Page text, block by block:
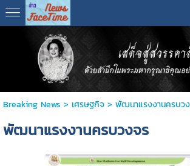
Breaking News > เศรษฐกิจ> พัฒนาแรงงานครบว
พัฒนาแรงงานครบวงจร